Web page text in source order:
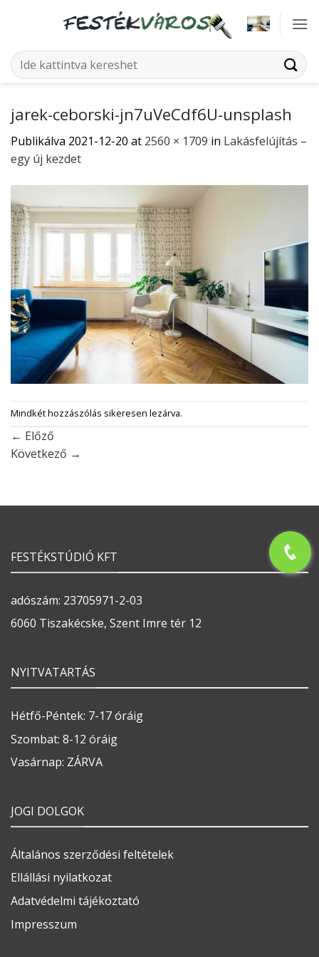
Keresés
a
jarek-ceborski-jn7uVeCdf6U-unsplash
Publikálva 2021-12-20 at 2560 × 1709 in Lakásfelújítás –
egy új kezdet
Mindkét hozzászólás sikeresen lezárva.
← Előző
Következő →
FESTÉKSTÚDIÓ KFT
adószám: 23705971-2-03
6060 Tiszakécske, Szent Imre tér 12
NYITVATARTÁS
Hétfő-Péntek: 7-17 óráig
Szombat: 8-12 óráig
Vasárnap: ZÁRVA
JOGI DOLGOK
Általános szerződési feltételek
Ellállási nyilatkozat
Adatvédelmi tájékoztató
Impresszum